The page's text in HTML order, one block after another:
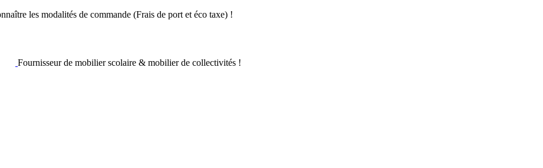
les modalités de commande (Frais de port et éco taxe) !
Fournisseur de mobilier scolaire & mobilier de collectivités !